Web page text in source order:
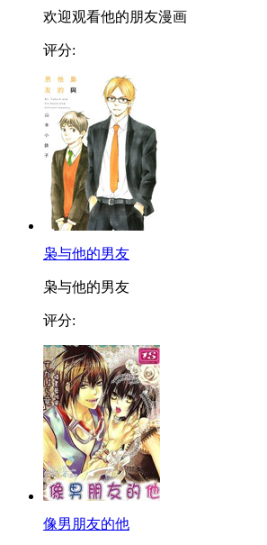
欢迎观看他的朋友漫画
评分:
枭与他的男友
枭与他的男友
评分:
像男朋友的他